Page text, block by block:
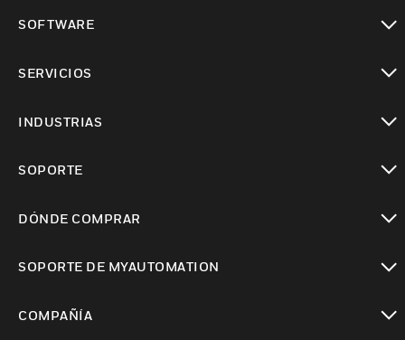
SOFTWARE
SERVICIOS
INDUSTRIAS
SOPORTE
DÓNDE COMPRAR
SOPORTE DE MYAUTOMATION
COMPAÑÍA